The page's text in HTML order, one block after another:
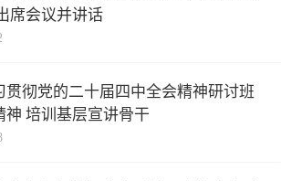
席会议并讲话
贯彻党的二十届四中全会精神研讨班
神 培训基层宣讲骨干